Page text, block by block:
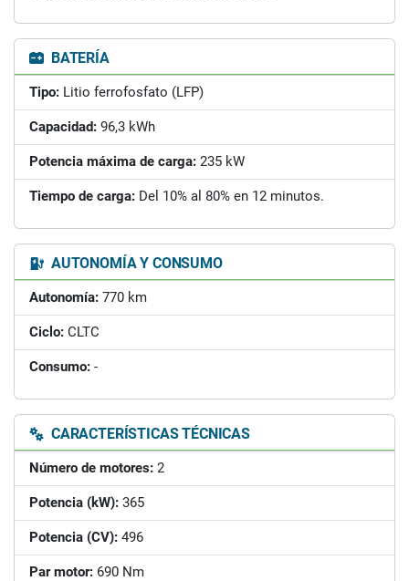
BATERÍA
Tipo: Litio ferrofosfato (LFP)
Capacidad: 96,3 kWh
Potencia máxima de carga: 235 kW
Tiempo de carga: Del 10% al 80% en 12 minutos.
AUTONOMÍA Y CONSUMO
Autonomía: 770 km
Ciclo: CLTC
Consumo: -
CARACTERÍSTICAS TÉCNICAS
Número de motores: 2
Potencia (kW): 365
Potencia (CV): 496
Par motor: 690 Nm